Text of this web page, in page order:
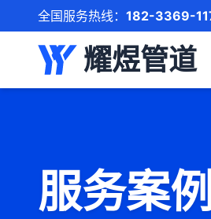
全国服务热线： 182-3369-
耀煜管道
服务案例